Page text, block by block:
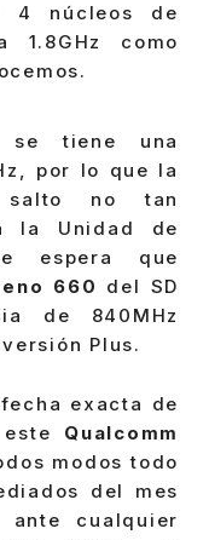
4 núcleos de
1.8GHz como
se tiene una
por lo que la
no tan
la Unidad de
espera que
660 del SD
de 840MHz
Plus.
exacta de
Qualcomm
modos todo
del mes
cualquier